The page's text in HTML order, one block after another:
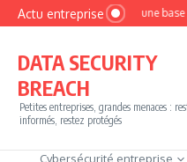
Aller au contenu
Actu entrepriseMyPhoto : une base
DATA SECURITY
BREACH
Petites entreprises, grandes menaces :
informés, restez protégés
Cybersécurité entreprise